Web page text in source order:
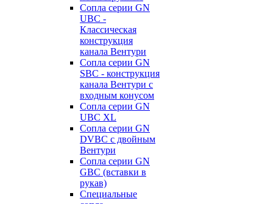
Сопла серии GN
UBC -
Классическая
конструкция
канала Вентури
Сопла серии GN
SBC - конструкция
канала Вентури c
входным конусом
Сопла серии GN
UBC XL
Сопла серии GN
DVBC с двойным
Вентури
Сопла серии GN
GBC (вставки в
рукав)
Специальные